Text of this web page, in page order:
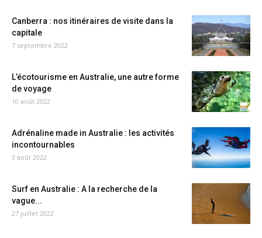
Canberra : nos itinéraires de visite dans la
capitale
7 septembre 2022
L’écotourisme en Australie, une autre forme
de voyage
10 août 2022
Adrénaline made in Australie : les activités
incontournables
3 août 2022
Surf en Australie : A la recherche de la
vague...
27 juillet 2022